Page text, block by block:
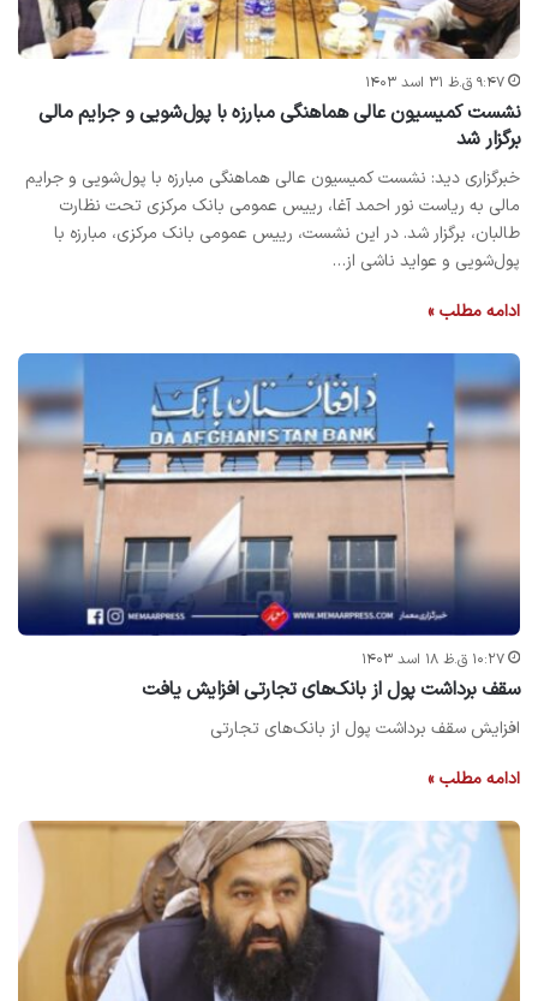
۹:۴۷ ق.ظ ۳۱ اسد ۱۴۰۳
نشست کمیسیون عالی هماهنگی مبارزه با پول‌شویی و جرایم مالی
برگزار شد
خبرگزاری دید: نشست کمیسیون عالی هماهنگی مبارزه با پول‌شویی و جرایم
مالی به‌ ریاست نور احمد آغا، رییس عمومی بانک مرکزی تحت نظارت
طالبان، برگزار شد. در این نشست، رییس عمومی بانک مرکزی، مبارزه با
پول‌شویی و عواید ناشی از…
ادامه مطلب »
۱۰:۲۷ ق.ظ ۱۸ اسد ۱۴۰۳
سقف برداشت پول از بانک‌های تجارتی افزایش یافت
افزایش سقف برداشت پول از بانک‌های تجارتی
ادامه مطلب »